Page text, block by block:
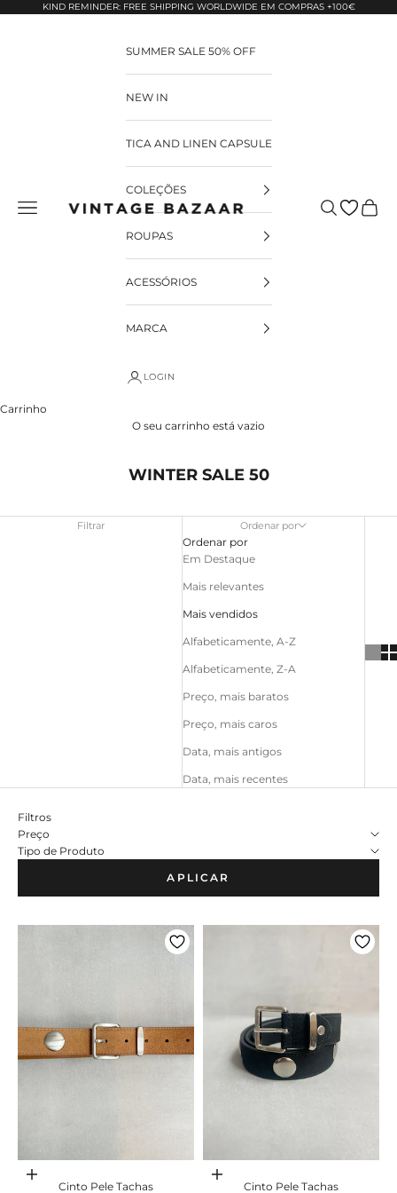
Pular para o conteúdo
KIND REMINDER: FREE SHIPPING WORLDWIDE EM COMPRAS +100€
Vintage Bazaar Pesquisar
SUMMER SALE 50% OFF
NEW IN
TICA AND LINEN CAPSULE
COLEÇÕES
ROUPAS
ACESSÓRIOS
MARCA
LOGIN
Carrinho
O seu carrinho está vazio
WINTER SALE 50
Filtrar Ordenar por
Ordenar por
Em Destaque
Mais relevantes
Mais vendidos
Alfabeticamente, A-Z
Alfabeticamente, Z-A
Preço, mais baratos
Preço, mais caros
Data, mais antigos
Data, mais recentes
Filtros
Preço
Tipo de Produto
APLICAR
Adicionar ao carrinho
Cinto Pele Tachas
Adicionar ao carrinho
Cinto Pele Tachas